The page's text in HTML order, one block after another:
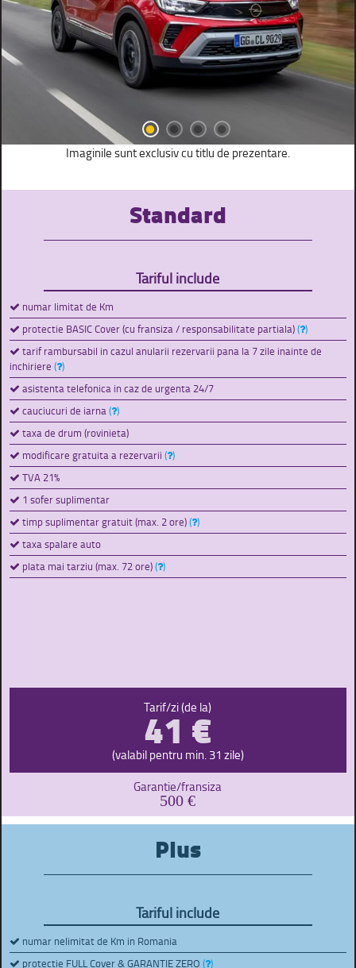
Imaginile sunt exclusiv cu titlu de prezentare.
Standard
Tariful include
numar limitat de Km
protectie BASIC Cover (cu fransiza / responsabilitate partiala)( )
tarif rambursabil in cazul anularii rezervarii pana la 7 zile inainte de
inchiriere( )
asistenta telefonica in caz de urgenta 24/7
cauciucuri de iarna( )
taxa de drum (rovinieta)
modificare gratuita a rezervarii( )
TVA 21%
1 sofer suplimentar
timp suplimentar gratuit (max. 2 ore)( )
taxa spalare auto
plata mai tarziu (max. 72 ore)( )
Tarif/zi (de la)
41 €
(valabil pentru min. 31 zile)
Garantie/fransiza
500 €
Plus
Tariful include
numar nelimitat de Km in Romania
protectie FULL Cover & GARANTIE ZERO( )